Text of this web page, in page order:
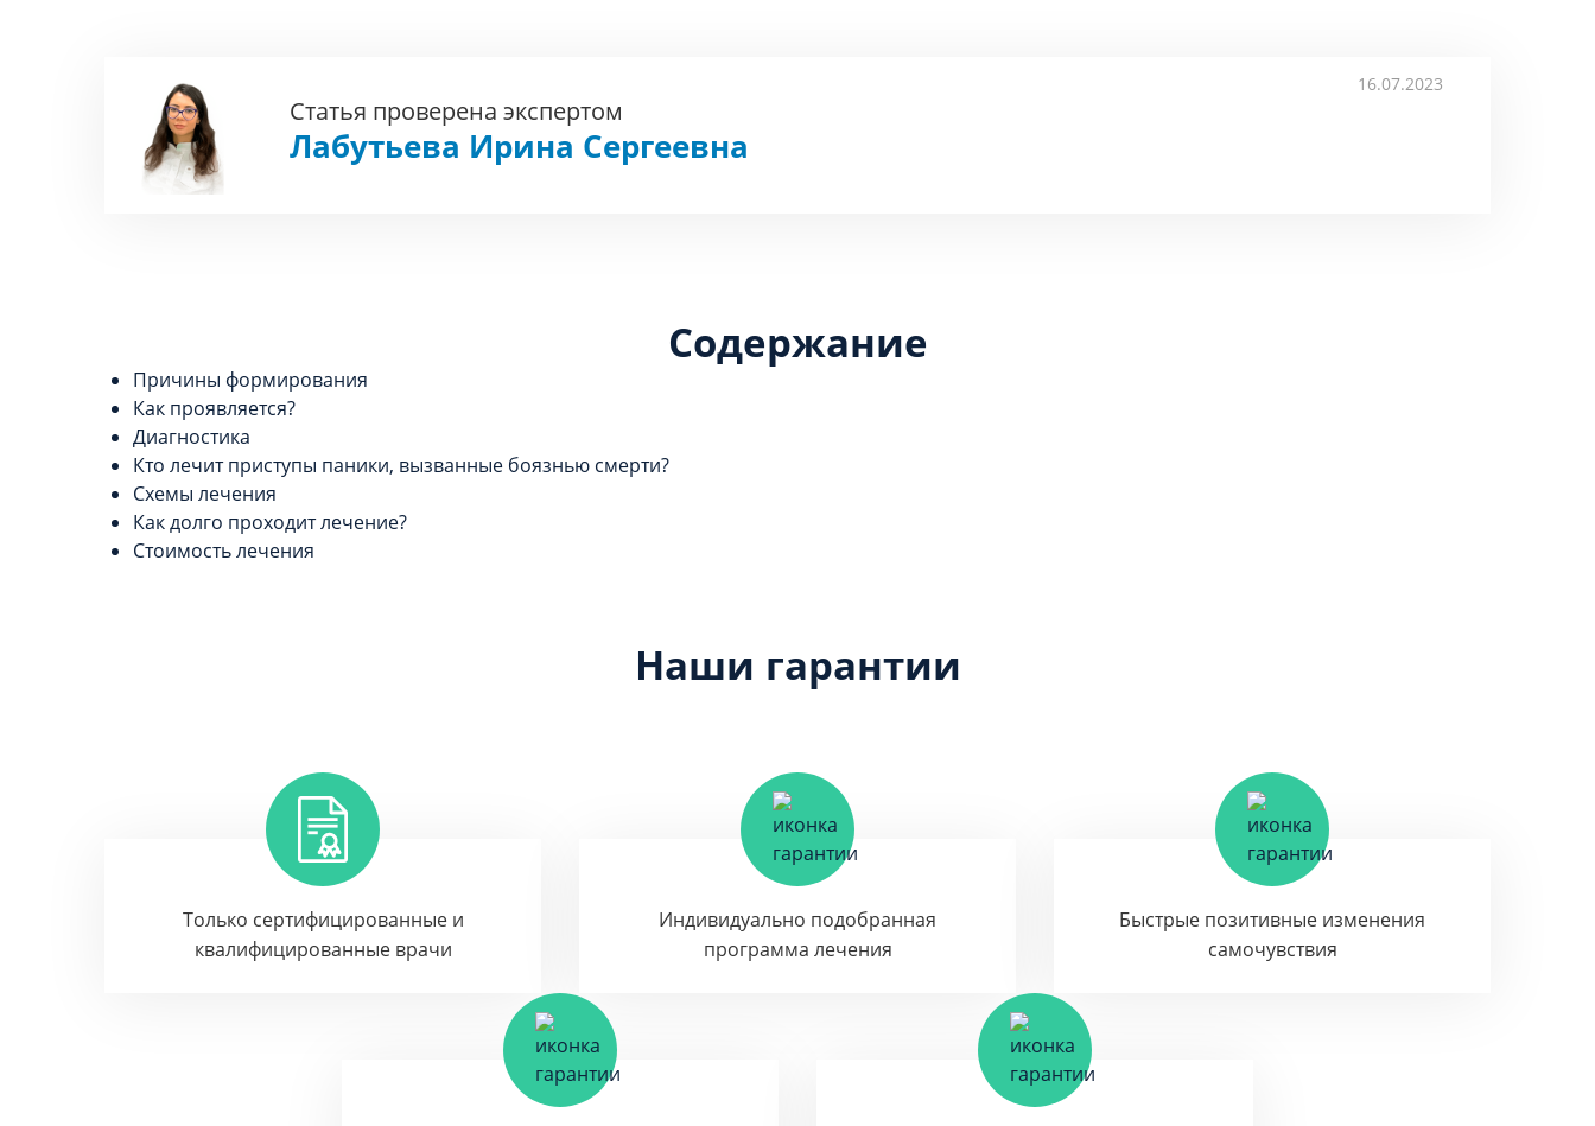
16.07.2023
Статья проверена экспертом
Лабутьева Ирина Сергеевна
Содержание
Причины формирования
Как проявляется?
Диагностика
Кто лечит приступы паники, вызванные боязнью смерти?
Схемы лечения
Как долго проходит лечение?
Стоимость лечения
Наши гарантии
Только сертифицированные и
квалифицированные врачи
Индивидуально подобранная
программа лечения
Быстрые позитивные изменения
самочувствия